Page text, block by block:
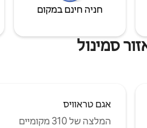
חניה חינם במקום
סמינול
אגם טראוויס
המלצה של 310 מקומיים